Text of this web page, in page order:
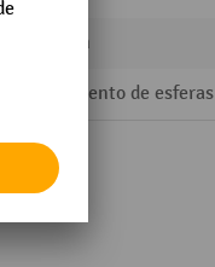
46 mm
Rolamento de esferas